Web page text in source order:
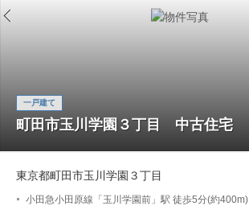
一戸建て
町田市玉川学園３丁目 中古住宅
東京都町田市玉川学園３丁目
小田急小田原線「玉川学園前」駅 徒歩5分(約400m)